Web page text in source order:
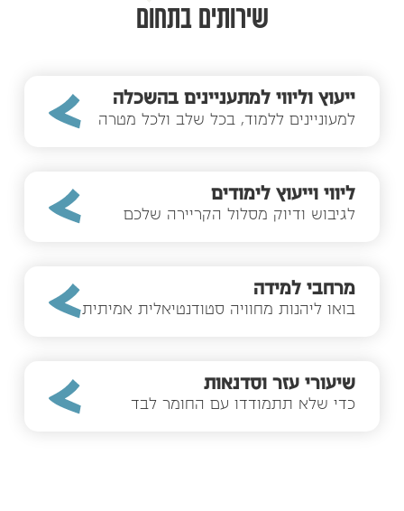
שירותים בתחום
ייעוץ וליווי למתעניינים בהשכלה
למעוניינים ללמוד, בכל שלב ולכל מטרה
ליווי וייעוץ לימודים
לגיבוש ודיוק מסלול הקריירה שלכם
מרחבי למידה
בואו ליהנות מחוויה סטודנטיאלית אמיתית
שיעורי עזר וסדנאות
כדי שלא תתמודדו עם החומר לבד